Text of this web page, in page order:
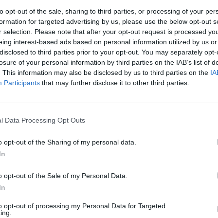
opt-out of the sale, sharing to third parties, or processing of your
for targeted advertising by us, please use the below opt-out
selection. Please note that after your opt-out request is processed
interest-based ads based on personal information utilized by us
to third parties prior to your opt-out. You may separately
of your personal information by third parties on the IAB’s list of
This information may also be disclosed by us to third parties on the
Participants that may further disclose it to other third parties.
Data Processing Opt Outs
opt-out of the Sharing of my personal data.
opt-out of the Sale of my Personal Data.
opt-out of processing my Personal Data for Targeted
desta escultura integra o ‘Caminho da Arte nos Caminhos
foi assinado em 2023 pela Câmara Municipal de Vila Nova de
prevendo-se a implementação de 60 obras de arte
dos 261 quilómetros que ligam a Sé do Porto à Catedral de
– Associação de Arte, Cultura e Turismo, com o apoio da Direção
pelo Caminho Português da Costa, o projeto ambiciona
Cerveira